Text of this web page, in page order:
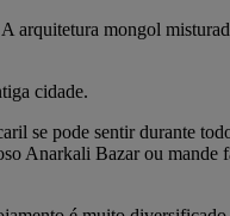
arquitetura mongol
cidade.
se pode sentir durante
Anarkali Bazar ou